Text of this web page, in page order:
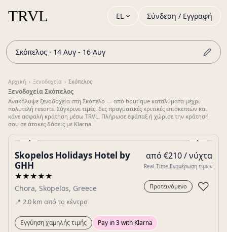
EL Σύνδεση / Εγγραφή
Σκόπελος · 14 Αυγ - 16 Αυγ
Αρχική › Ξενοδοχεία › Σκόπελος
Ξενοδοχεία Σκόπελος
Ανακάλυψε ξενοδοχεία στη Σκόπελο — από boutique καταλύματα μέχρι
πολυτελή resorts. Σύγκρινε τιμές, δες πραγματικές κριτικές επισκεπτών και
κάνε ασφαλή κράτηση μέσω TRVL. Πλήρωσε εφάπαξ ή χώρισε την κράτησή
σου σε άτοκες δόσεις με Klarna.
‹ ›
Gallery
Skopelos Holidays Hotel by
GHH
★★★★★
Chora, Skopelos, Greece
📍 2.0 km από το κέντρο
από €210 / νύχτα
Real Time Ενημέρωση τιμών
Προτεινόμενο ♡
Εγγύηση χαμηλής τιμής Pay in 3 with Klarna